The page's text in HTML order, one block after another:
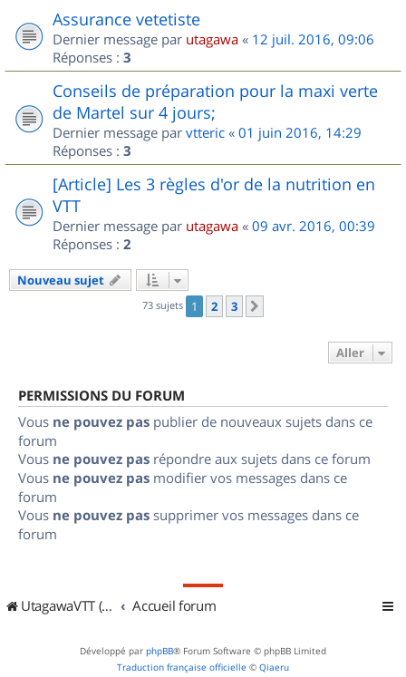
Assurance vetetiste
Dernier message par utagawa « 12 juil. 2016, 09:06
Réponses : 3
Conseils de préparation pour la maxi verte
de Martel sur 4 jours;
Dernier message par vtteric « 01 juin 2016, 14:29
Réponses : 3
[Article] Les 3 règles d'or de la nutrition en
VTT
Dernier message par utagawa « 09 avr. 2016, 00:39
Réponses : 2
Nouveau sujet
73 sujets 1 2 3
Aller
PERMISSIONS DU FORUM
Vous ne pouvez pas publier de nouveaux sujets dans ce
forum
Vous ne pouvez pas répondre aux sujets dans ce forum
Vous ne pouvez pas modifier vos messages dans ce
forum
Vous ne pouvez pas supprimer vos messages dans ce
forum
UtagawaVTT (Randos VTT et VTTAE avec traces GPS) Accueil forum
Développé par phpBB® Forum Software © phpBB Limited
Traduction française officielle © Qiaeru